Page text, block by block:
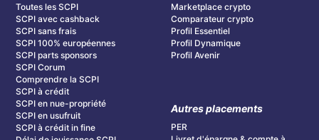
Toutes les SCPI
SCPI avec cashback
SCPI sans frais
SCPI 100% européennes
SCPI parts sponsors
SCPI Corum
Comprendre la SCPI
SCPI à crédit
SCPI en nue-propriété
SCPI en usufruit
SCPI à crédit in fine
Marketplace crypto
Comparateur crypto
Profil Essentiel
Profil Dynamique
Profil Avenir
Autres placements
PER